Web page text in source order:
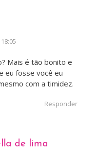
Mais é tão bonito e
eu fosse você eu
com a timidez.
Responder
de lima